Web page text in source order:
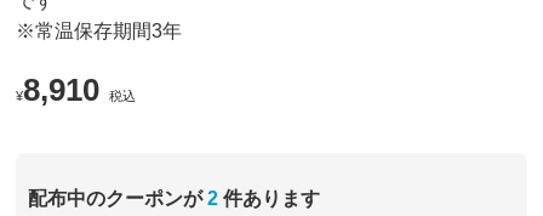
※常温保存期間3年
¥8,910 税込
配布中のクーポンが 2 件あります